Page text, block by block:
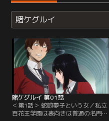
賭ケグルイ
賭ケグルイ 第01話
＜第1話＞ 蛇喰夢子という女／私立
百花王学園は表向きは普通の名門校